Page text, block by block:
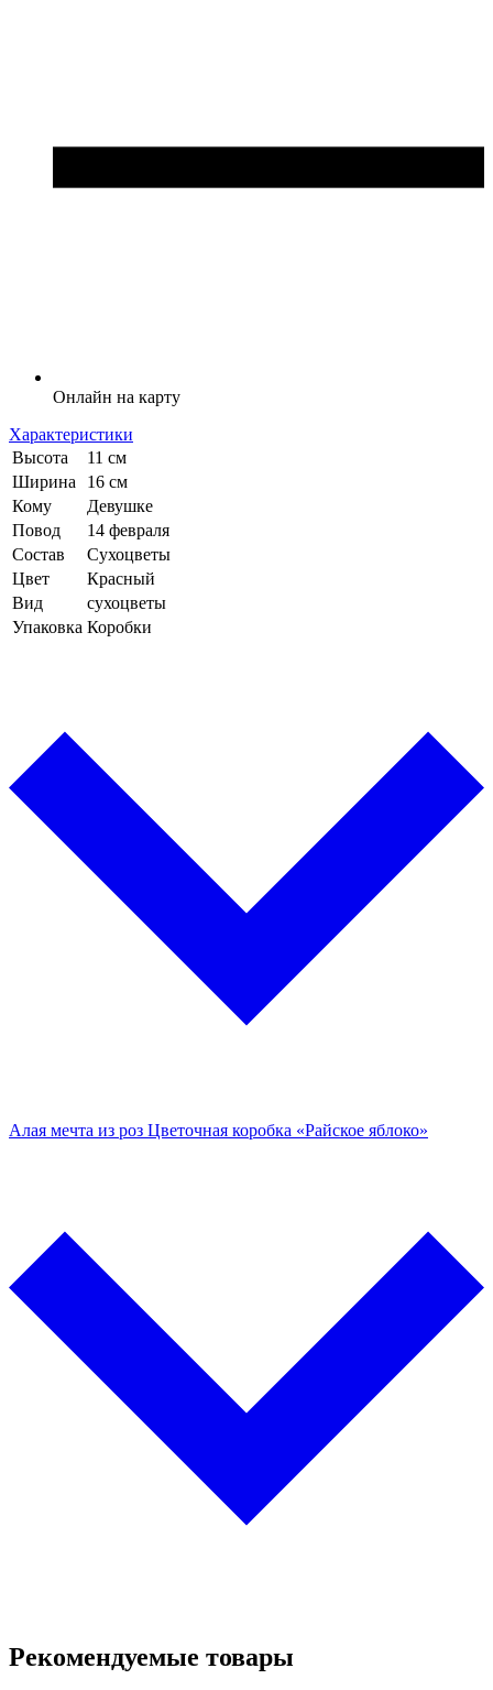
Онлайн на карту
Характеристики
Высота
11 см
Ширина
16 см
Кому
Девушке
Повод
14 февраля
Состав
Сухоцветы
Цвет
Красный
Вид
сухоцветы
Упаковка Коробки
Алая мечта из роз Цветочная коробка «Райское яблоко»
Рекомендуемые товары